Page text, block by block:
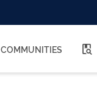
COMMUNITIES